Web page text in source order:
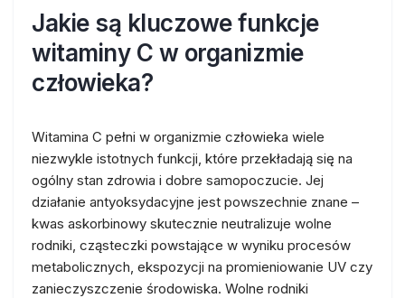
Jakie są kluczowe funkcje
witaminy C w organizmie
człowieka?
Witamina C pełni w organizmie człowieka wiele
niezwykle istotnych funkcji, które przekładają się na
ogólny stan zdrowia i dobre samopoczucie. Jej
działanie antyoksydacyjne jest powszechnie znane –
kwas askorbinowy skutecznie neutralizuje wolne
rodniki, cząsteczki powstające w wyniku procesów
metabolicznych, ekspozycji na promieniowanie UV czy
zanieczyszczenie środowiska. Wolne rodniki